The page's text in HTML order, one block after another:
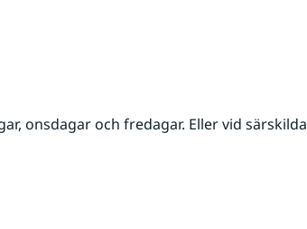
onsdagar och fredagar. Eller vid särskilda